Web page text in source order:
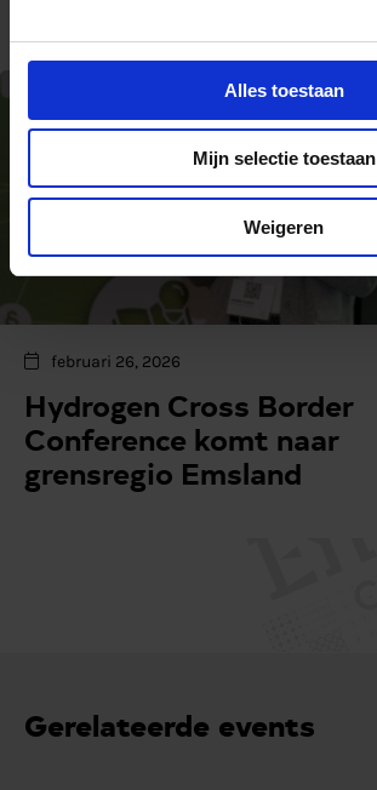
Alles toestaan
Mijn selectie toestaan
Weigeren
februari 26, 2026
Hydrogen Cross Border
Conference komt naar
grensregio Emsland
Gerelateerde events